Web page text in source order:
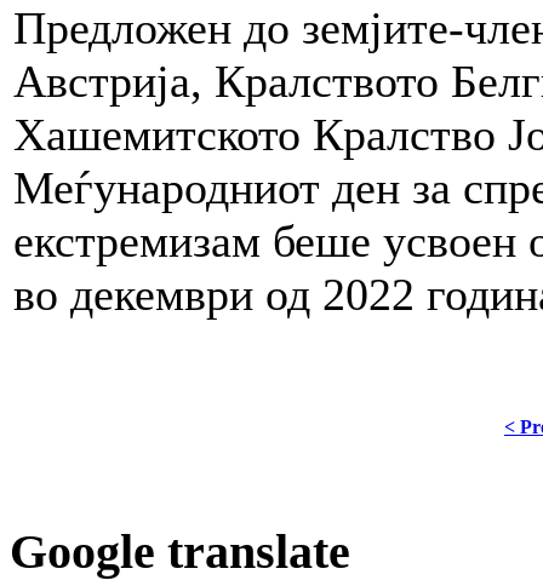
Предложен до земјите-
Австрија, Кралството
Хашемитското Кралство
Меѓународниот ден за
екстремизам беше
во декември од 2022
<
Google translate